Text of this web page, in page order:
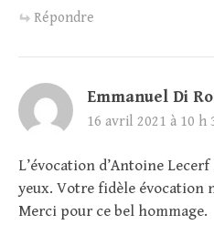
Répondre
Emmanuel Di
16 avril 2021 à 10 h
L’évocation d’Antoine
yeux. Votre fidèle évocation
Merci pour ce bel hommage.